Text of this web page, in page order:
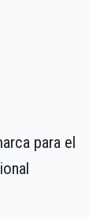
para el